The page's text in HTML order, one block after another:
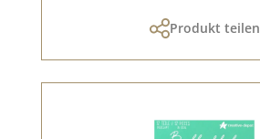
Produkt teilen